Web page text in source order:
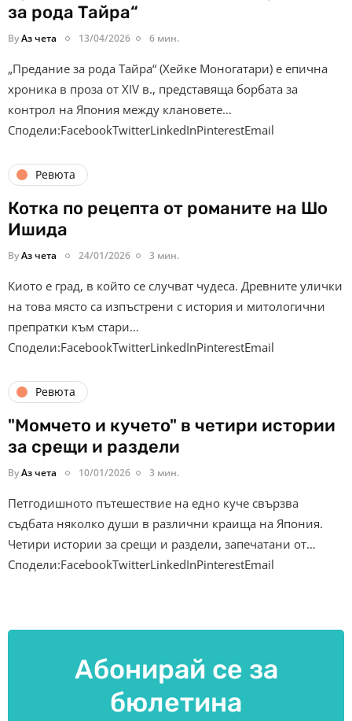
за рода Тайра“
ByАз чета 13/04/2026 6 мин.
„Предание за рода Тайра“ (Хейке Моногатари) e eпична
хроника в проза от XIV в., представяща борбата за
контрол на Япония между клановете…
Сподели:FacebookTwitterLinkedInPinterestEmail
Ревюта
Котка по рецепта от романите на Шо
Ишида
ByАз чета 24/01/2026 3 мин.
Киото е град, в който се случват чудеса. Древните улички
на това място са изпъстрени с история и митологични
препратки към стари…
Сподели:FacebookTwitterLinkedInPinterestEmail
Ревюта
"Момчето и кучето" в четири истории
за срещи и раздели
ByАз чета 10/01/2026 3 мин.
Петгодишното пътешествие на едно куче свързва
съдбата няколко души в различни краища на Япония.
Четири истории за срещи и раздели, запечатани от…
Сподели:FacebookTwitterLinkedInPinterestEmail
Абонирай се за
бюлетина